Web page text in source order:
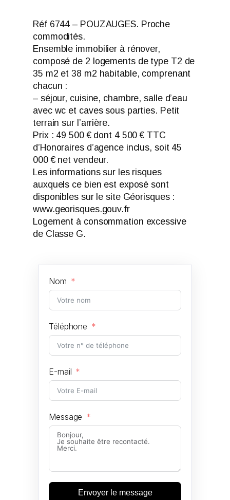
Réf 6744 – POUZAUGES. Proche
commodités.
Ensemble immobilier à rénover,
composé de 2 logements de type T2 de
35 m2 et 38 m2 habitable, comprenant
chacun :
– séjour, cuisine, chambre, salle d’eau
avec wc et caves sous parties. Petit
terrain sur l’arrière.
Prix : 49 500 € dont 4 500 € TTC
d’Honoraires d’agence inclus, soit 45
000 € net vendeur.
Les informations sur les risques
auxquels ce bien est exposé sont
disponibles sur le site Géorisques :
www.georisques.gouv.fr
Logement à consommation excessive
de Classe G.
Nom
Téléphone
E-mail
Message
Envoyer le message